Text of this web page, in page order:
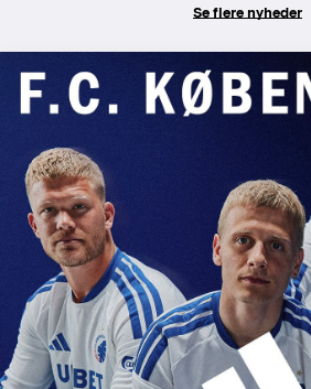
Se flere nyheder